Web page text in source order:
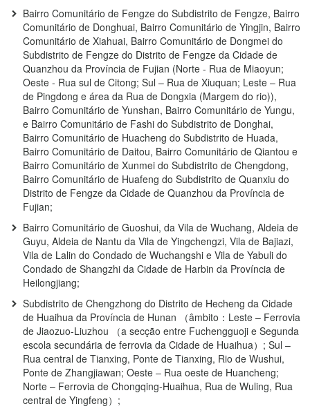
Bairro Comunitário de Fengze do Subdistrito de Fengze, Bairro
Comunitário de Donghuai, Bairro Comunitário de Yingjin, Bairro
Comunitário de Xiahuai, Bairro Comunitário de Dongmei do
Subdistrito de Fengze do Distrito de Fengze da Cidade de
Quanzhou da Província de Fujian (Norte - Rua de Miaoyun;
Oeste - Rua sul de Citong; Sul – Rua de Xiuquan; Leste – Rua
de Pingdong e área da Rua de Dongxia (Margem do rio)),
Bairro Comunitário de Yunshan, Bairro Comunitário de Yungu,
e Bairro Comunitário de Fashi do Subdistrito de Donghai,
Bairro Comunitário de Huacheng do Subdistrito de Huada,
Bairro Comunitário de Daitou, Bairro Comunitário de Qiantou e
Bairro Comunitário de Xunmei do Subdistrito de Chengdong,
Bairro Comunitário de Huafeng do Subdistrito de Quanxiu do
Distrito de Fengze da Cidade de Quanzhou da Província de
Fujian;
Bairro Comunitário de Guoshui, da Vila de Wuchang, Aldeia de
Guyu, Aldeia de Nantu da Vila de Yingchengzi, Vila de Bajiazi,
Vila de Lalin do Condado de Wuchangshi e Vila de Yabuli do
Condado de Shangzhi da Cidade de Harbin da Província de
Heilongjiang;
Subdistrito de Chengzhong do Distrito de Hecheng da Cidade
de Huaihua da Província de Hunan （âmbito：Leste – Ferrovia
de Jiaozuo-Liuzhou （a secção entre Fuchengguoji e Segunda
escola secundária de ferrovia da Cidade de Huaihua）; Sul –
Rua central de Tianxing, Ponte de Tianxing, Rio de Wushui,
Ponte de Zhangjiawan; Oeste – Rua oeste de Huancheng;
Norte – Ferrovia de Chongqing-Huaihua, Rua de Wuling, Rua
central de Yingfeng）;